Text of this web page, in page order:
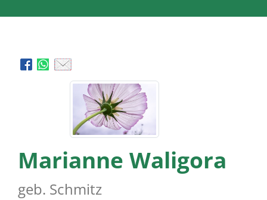
Marianne Waligora
geb. Schmitz